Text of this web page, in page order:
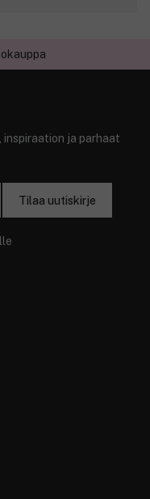
inspiraation ja parhaat
Tilaa uutiskirje